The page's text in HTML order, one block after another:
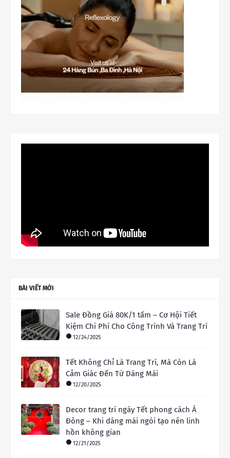
BÀI VIẾT MỚI
Sale Đồng Giá 80K/1 tấm – Cơ Hội Tiết
Kiệm Chi Phí Cho Công Trình Và Trang Trí
12/24/2025
Tết Không Chỉ Là Trang Trí, Mà Còn Là
Cảm Giác Đến Từ Dáng Mái
12/20/2025
Decor trang trí ngày Tết phong cách Á
Đông – Khi dáng mái ngói tạo nên linh
hồn không gian
12/21/2025